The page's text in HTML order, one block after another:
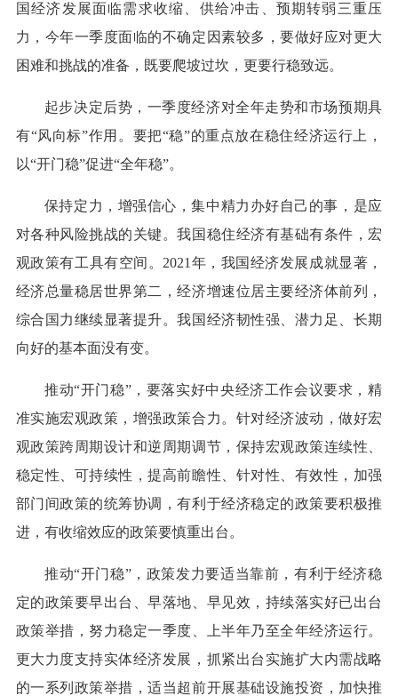
国经济发展面临需求收缩、供给冲击、预期转弱三重压
力，今年一季度面临的不确定因素较多，要做好应对更大
困难和挑战的准备，既要爬坡过坎，更要行稳致远。
起步决定后势，一季度经济对全年走势和市场预期具
有“风向标”作用。要把“稳”的重点放在稳住经济运行上，
以“开门稳”促进“全年稳”。
保持定力，增强信心，集中精力办好自己的事，是应
对各种风险挑战的关键。我国稳住经济有基础有条件，宏
观政策有工具有空间。2021年，我国经济发展成就显著，
经济总量稳居世界第二，经济增速位居主要经济体前列，
综合国力继续显著提升。我国经济韧性强、潜力足、长期
向好的基本面没有变。
推动“开门稳”，要落实好中央经济工作会议要求，精
准实施宏观政策，增强政策合力。针对经济波动，做好宏
观政策跨周期设计和逆周期调节，保持宏观政策连续性、
稳定性、可持续性，提高前瞻性、针对性、有效性，加强
部门间政策的统筹协调，有利于经济稳定的政策要积极推
进，有收缩效应的政策要慎重出台。
推动“开门稳”，政策发力要适当靠前，有利于经济稳
定的政策要早出台、早落地、早见效，持续落实好已出台
政策举措，努力稳定一季度、上半年乃至全年经济运行。
更大力度支持实体经济发展，抓紧出台实施扩大内需战略
的一系列政策举措，适当超前开展基础设施投资，加快推